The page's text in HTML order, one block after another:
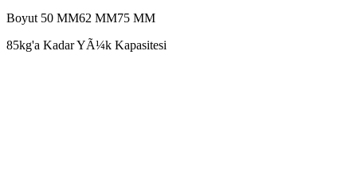
Boyut 50 MM62 MM75 MM
85kg'a Kadar YÃ¼k Kapasitesi